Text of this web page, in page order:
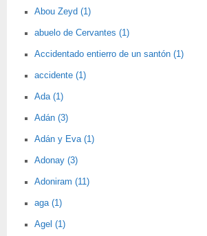
Abou Zeyd (1)
abuelo de Cervantes (1)
Accidentado entierro de un santón (1)
accidente (1)
Ada (1)
Adán (3)
Adán y Eva (1)
Adonay (3)
Adoniram (11)
aga (1)
Agel (1)